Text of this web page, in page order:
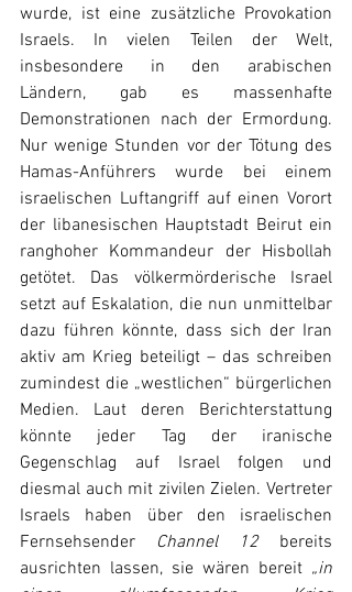
wurde, ist eine zusätzliche Provokation
Israels. In vielen Teilen der Welt,
insbesondere in den arabischen
Ländern, gab es massenhafte
Demonstrationen nach der Ermordung.
Nur wenige Stunden vor der Tötung des
Hamas-Anführers wurde bei einem
israelischen Luftangriff auf einen Vorort
der libanesischen Hauptstadt Beirut ein
ranghoher Kommandeur der Hisbollah
getötet. Das völkermörderische Israel
setzt auf Eskalation, die nun unmittelbar
dazu führen könnte, dass sich der Iran
aktiv am Krieg beteiligt – das schreiben
zumindest die „westlichen“ bürgerlichen
Medien. Laut deren Berichterstattung
könnte jeder Tag der iranische
Gegenschlag auf Israel folgen und
diesmal auch mit zivilen Zielen. Vertreter
Israels haben über den israelischen
Fernsehsender Channel 12 bereits
ausrichten lassen, sie wären bereit „in